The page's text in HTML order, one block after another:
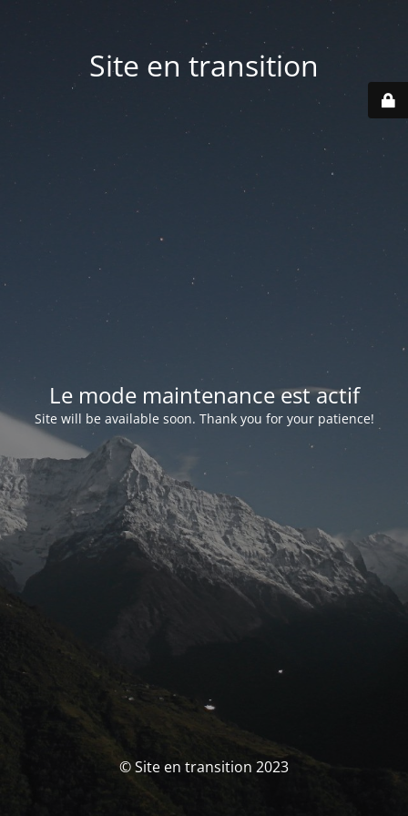
Site en transition
Le mode maintenance est actif
Site will be available soon. Thank you for your patience!
© Site en transition 2023